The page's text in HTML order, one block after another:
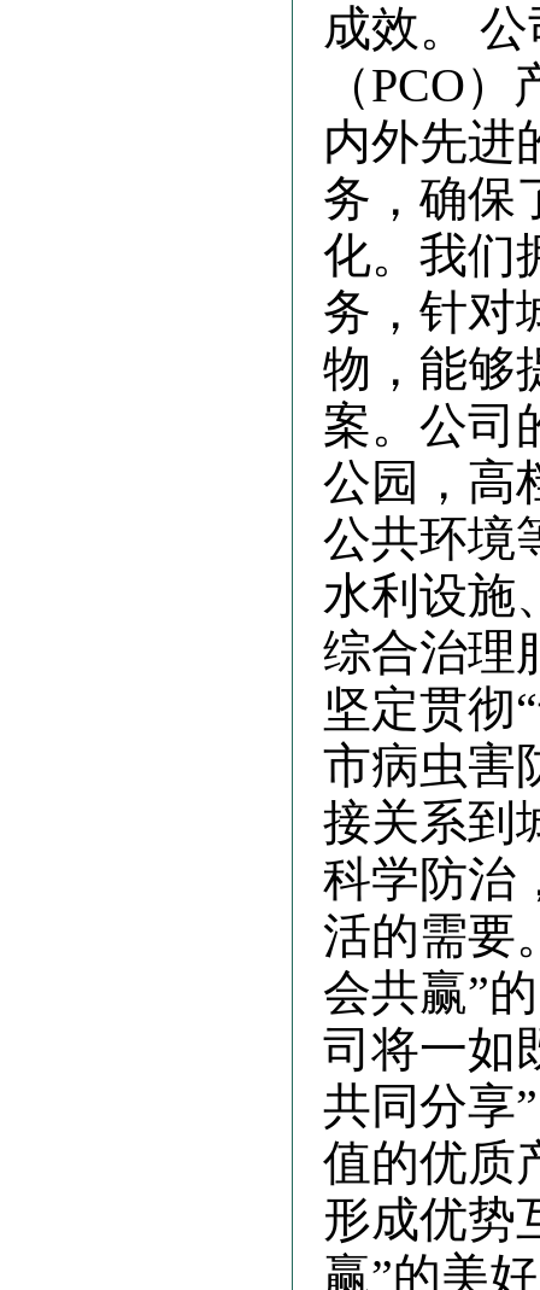
成效。
（PCO
内外先进
务，确保
化。我们
务，针对
物，能够
案。公司
公园，高
公共环境
水利设施
综合治理
坚定贯彻
市病虫害
接关系到
科学防治
活的需要
会共赢”
司将一如
共同分享
值的优质
形成优势
赢”的美